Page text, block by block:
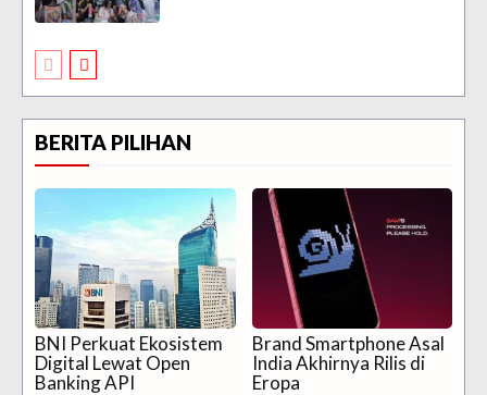
BERITA PILIHAN
BNI Perkuat Ekosistem
Digital Lewat Open
Banking API
Brand Smartphone Asal
India Akhirnya Rilis di
Eropa